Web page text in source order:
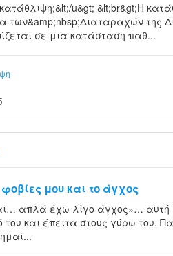
u&gt; &lt;br&gt;Η
των&amp;nbsp;Διαταραχών της
σε μια κατάσταση παθ...
μου και το άγχος
απλά έχω λίγο άγχος»… αυτή
και έπειτα στους γύρω του.